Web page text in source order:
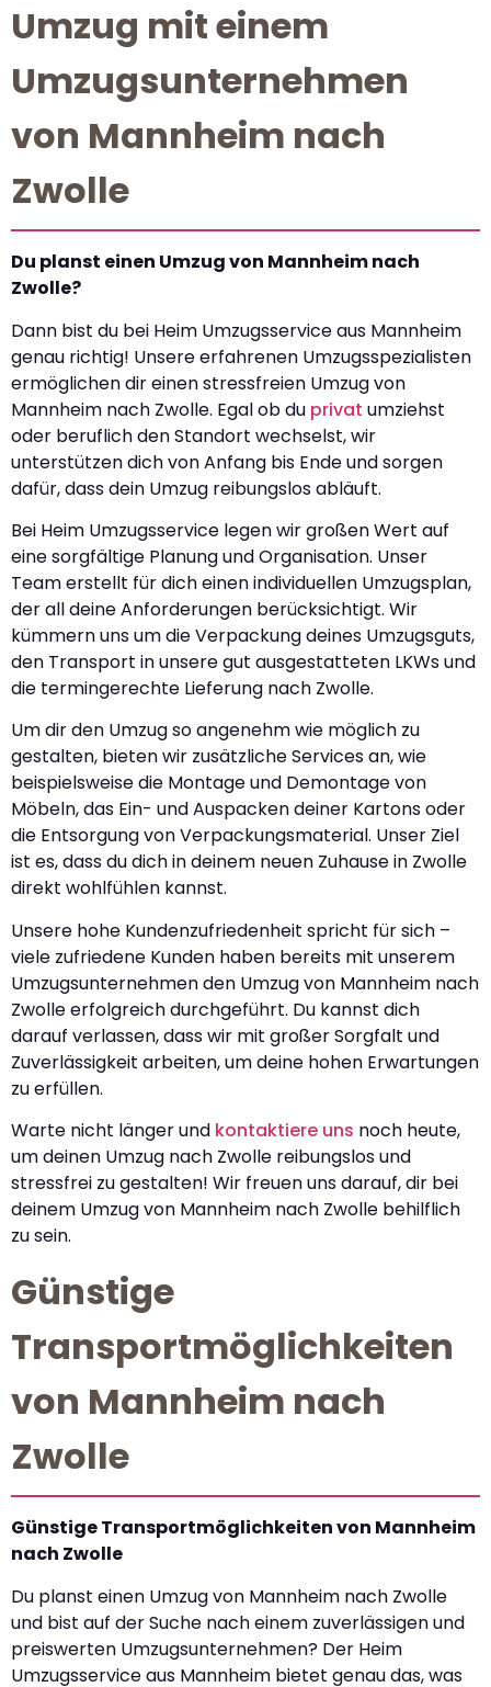
Umzug mit einem
Umzugsunternehmen
von Mannheim nach
Zwolle
Du planst einen Umzug von Mannheim nach
Zwolle?
Dann bist du bei Heim Umzugsservice aus Mannheim
genau richtig! Unsere erfahrenen Umzugsspezialisten
ermöglichen dir einen stressfreien Umzug von
Mannheim nach Zwolle. Egal ob du privat umziehst
oder beruflich den Standort wechselst, wir
unterstützen dich von Anfang bis Ende und sorgen
dafür, dass dein Umzug reibungslos abläuft.
Bei Heim Umzugsservice legen wir großen Wert auf
eine sorgfältige Planung und Organisation. Unser
Team erstellt für dich einen individuellen Umzugsplan,
der all deine Anforderungen berücksichtigt. Wir
kümmern uns um die Verpackung deines Umzugsguts,
den Transport in unsere gut ausgestatteten LKWs und
die termingerechte Lieferung nach Zwolle.
Um dir den Umzug so angenehm wie möglich zu
gestalten, bieten wir zusätzliche Services an, wie
beispielsweise die Montage und Demontage von
Möbeln, das Ein- und Auspacken deiner Kartons oder
die Entsorgung von Verpackungsmaterial. Unser Ziel
ist es, dass du dich in deinem neuen Zuhause in Zwolle
direkt wohlfühlen kannst.
Unsere hohe Kundenzufriedenheit spricht für sich –
viele zufriedene Kunden haben bereits mit unserem
Umzugsunternehmen den Umzug von Mannheim nach
Zwolle erfolgreich durchgeführt. Du kannst dich
darauf verlassen, dass wir mit großer Sorgfalt und
Zuverlässigkeit arbeiten, um deine hohen Erwartungen
zu erfüllen.
Warte nicht länger und kontaktiere uns noch heute,
um deinen Umzug nach Zwolle reibungslos und
stressfrei zu gestalten! Wir freuen uns darauf, dir bei
deinem Umzug von Mannheim nach Zwolle behilflich
zu sein.
Günstige
Transportmöglichkeiten
von Mannheim nach
Zwolle
Günstige Transportmöglichkeiten von Mannheim
nach Zwolle
Du planst einen Umzug von Mannheim nach Zwolle
und bist auf der Suche nach einem zuverlässigen und
preiswerten Umzugsunternehmen? Der Heim
Umzugsservice aus Mannheim bietet genau das, was